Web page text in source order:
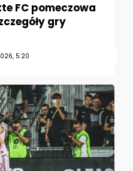
FC pomeczowa
gry
5:20